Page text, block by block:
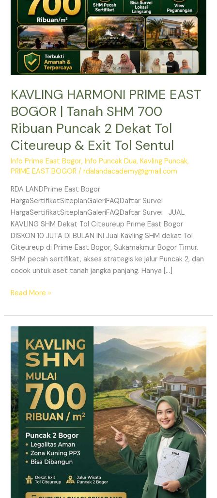
KAVLING HARMONI PRIME EAST
BOGOR | Tanah SHM 700
Ribuan Puncak 2 Dekat Tol
Citeureup & Exit Tol Sentul
Info Prime East Bogor,Info Puncak Dua,Kavling Puncak,
PRIME EAST BOGOR /rdalandacademy@gmail.com
RDA LANDPrime East Bogor
HargaSertifikatSiteplanGaleriFAQDaftar Survei
HargaSertifikatSiteplanGaleriFAQDaftar Survei JUAL
KAVLING SHM Dekat Tol Citeureup Prime East Bogor
DISKON 10 JUTA DI BULAN INI Jual Kavling SHM dekat Tol
Citeureup di Prime East Bogor, Sukamakmur Bogor Timur.
SHM pecah sertifikat, akses strategis ke jalur Puncak 2, dan
cocok untuk aset tanah jangka panjang. Hanya […]
700
Ribuan
Puncak
Dekat
Citeureup
Exit
Tol
Read More »
HARMONI
PRIME
EAST
BOGOR
–
KAVLING
SHM
LEGAL
DI
PUNCAK
2
BOGOR